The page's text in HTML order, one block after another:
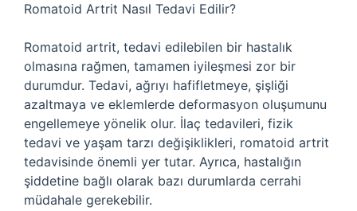
Romatoid Artrit Nasıl Tedavi Edilir?
Romatoid artrit, tedavi edilebilen bir hastalık
olmasına rağmen, tamamen iyileşmesi zor bir
durumdur. Tedavi, ağrıyı hafifletmeye, şişliği
azaltmaya ve eklemlerde deformasyon oluşumunu
engellemeye yönelik olur. İlaç tedavileri, fizik
tedavi ve yaşam tarzı değişiklikleri, romatoid artrit
tedavisinde önemli yer tutar. Ayrıca, hastalığın
şiddetine bağlı olarak bazı durumlarda cerrahi
müdahale gerekebilir.